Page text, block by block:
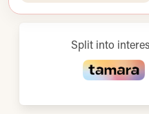
Split into